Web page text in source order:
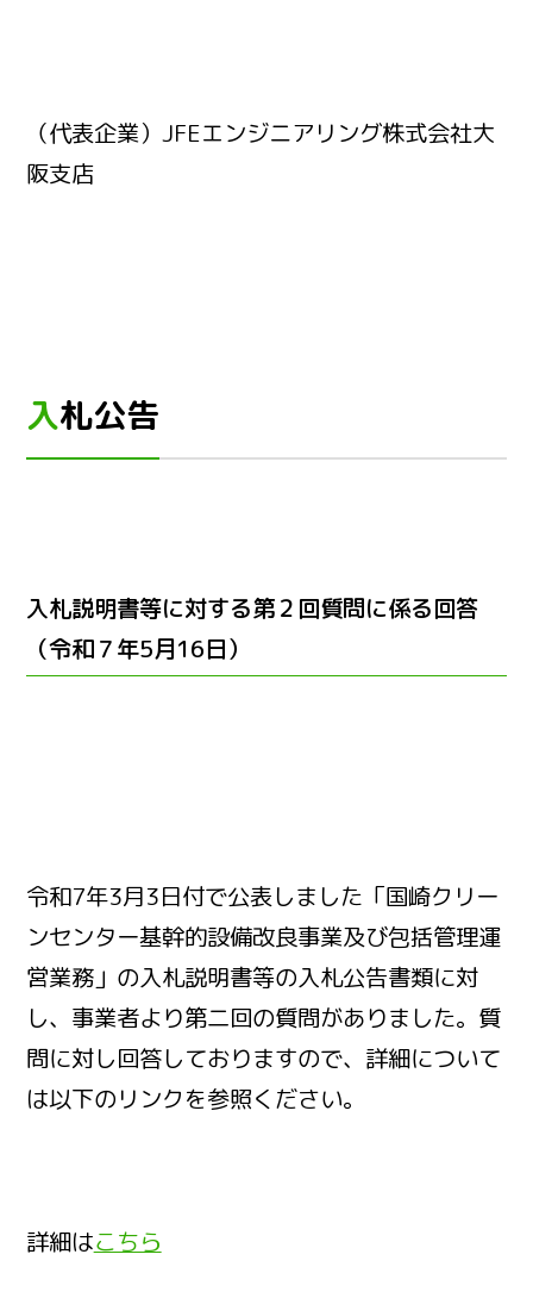
（代表企業）JFEエンジニアリング株式会社大
阪支店
入札公告
入札説明書等に対する第２回質問に係る回答
（令和７年5月16日）
令和7年3月3日付で公表しました「国崎クリー
ンセンター基幹的設備改良事業及び包括管理運
営業務」の入札説明書等の入札公告書類に対
し、事業者より第二回の質問がありました。質
問に対し回答しておりますので、詳細について
は以下のリンクを参照ください。
詳細はこちら